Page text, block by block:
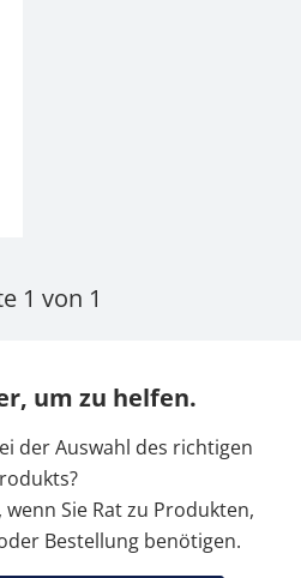
1 von 1
um zu helfen.
der Auswahl des richtigen
Sie Rat zu Produkten,
Bestellung benötigen.